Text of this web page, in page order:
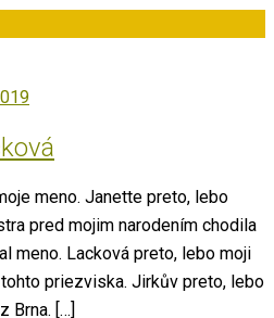
meno. Janette preto, lebo
pred mojim narodením chodila
meno. Lacková preto, lebo moji
priezviska. Jirkův preto, lebo
Brna. […]